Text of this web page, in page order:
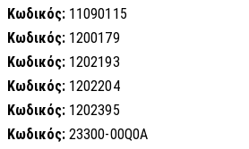
Κωδικός: 11090115
Κωδικός: 1200179
Κωδικός: 1202193
Κωδικός: 1202204
Κωδικός: 1202395
Κωδικός: 23300-00Q0A